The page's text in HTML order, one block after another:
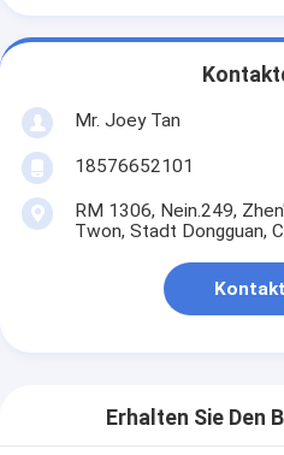
Mr. Joey Tan
18576652101
RM 1306, Nein.249,
Twon, Stadt Dongguan,
Kontakt
Erhalten Sie Den